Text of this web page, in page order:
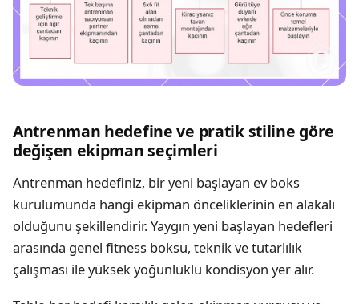
Antrenman hedefine ve pratik stiline göre
değişen ekipman seçimleri
Antrenman hedefiniz, bir yeni başlayan ev boks
kurulumunda hangi ekipman önceliklerinin en alakalı
olduğunu şekillendirir. Yaygın yeni başlayan hedefleri
arasında genel fitness boksu, teknik ve tutarlılık
çalışması ile yüksek yoğunluklu kondisyon yer alır.